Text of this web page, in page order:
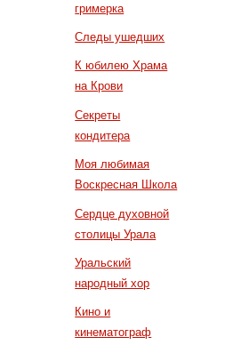
гримерка
Следы ушедших
К юбилею Храма
на Крови
Секреты
кондитера
Моя любимая
Воскресная Школа
Сердце духовной
столицы Урала
Уральский
народный хор
Кино и
кинематограф